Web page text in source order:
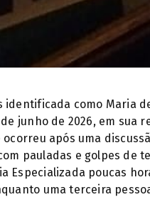
identificada como Maria
junho de 2026, em sua
ocorreu após uma
pauladas e golpes de
Especializada poucas
uma terceira